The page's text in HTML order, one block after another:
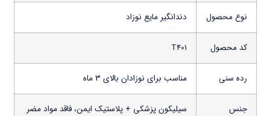
نوع محصول دندانگیر مایع نوزاد
کد محصول T401
رده سنی مناسب برای نوزادان بالای ۳ ماه
جنس سیلیکون پزشکی + پلاستیک ایمن، فاقد مواد مضر